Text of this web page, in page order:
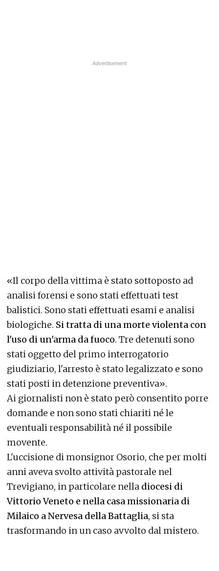
«Il corpo della vittima è stato sottoposto ad
analisi forensi e sono stati effettuati test
balistici. Sono stati effettuati esami e analisi
biologiche. Si tratta di una morte violenta con
l'uso di un'arma da fuoco. Tre detenuti sono
stati oggetto del primo interrogatorio
giudiziario, l'arresto è stato legalizzato e sono
stati posti in detenzione preventiva».
Ai giornalisti non è stato però consentito porre
domande e non sono stati chiariti né le
eventuali responsabilità né il possibile
movente.
L'uccisione di monsignor Osorio, che per molti
anni aveva svolto attività pastorale nel
Trevigiano, in particolare nella diocesi di
Vittorio Veneto e nella casa missionaria di
Milaico a Nervesa della Battaglia, si sta
trasformando in un caso avvolto dal mistero.